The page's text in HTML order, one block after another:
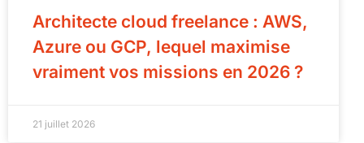
Architecte cloud freelance : AWS,
Azure ou GCP, lequel maximise
vraiment vos missions en 2026 ?
21 juillet 2026